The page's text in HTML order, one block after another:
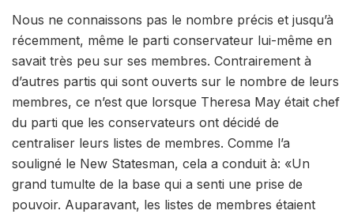
Nous ne connaissons pas le nombre précis et jusqu’à
récemment, même le parti conservateur lui-même en
savait très peu sur ses membres. Contrairement à
d’autres partis qui sont ouverts sur le nombre de leurs
membres, ce n’est que lorsque Theresa May était chef
du parti que les conservateurs ont décidé de
centraliser leurs listes de membres. Comme l’a
souligné le New Statesman, cela a conduit à: «Un
grand tumulte de la base qui a senti une prise de
pouvoir. Auparavant, les listes de membres étaient